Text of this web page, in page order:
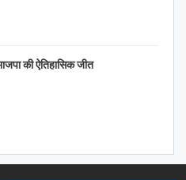
की ऐतिहासिक जीत